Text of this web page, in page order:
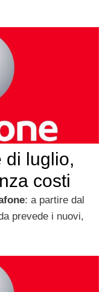
di luglio,
costi
: a partire dal
prevede i nuovi,